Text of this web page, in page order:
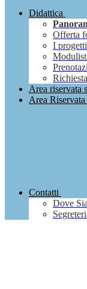
Didattica
Offerta
I
Area riservata
Area
Contatti
Dove